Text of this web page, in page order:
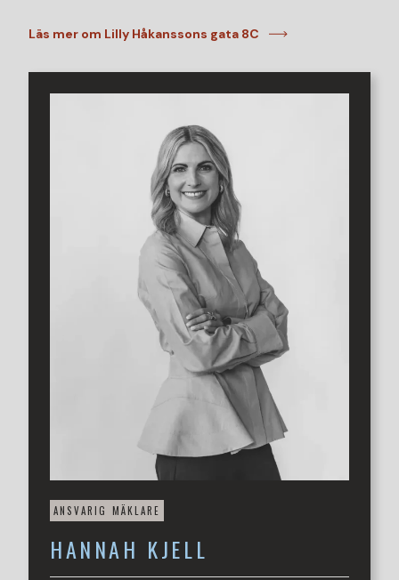
Öresund med sina oslagbara frukostbullar och Larsviken
för lokalproducerade råvaror, allt detta finner vi på
Bilen parkerar du bekvämt på din parkeringsplats, precis
vägen upp till 5e våningen. På detta plan bor du själv utan
några grannar. Den andra dörren på detta våningsplan
leder dig smidigt till ditt tillhörande vindsförråd.
Lägenhetens placering, högst upp i huset, ger ett
fantastiskt ljusinsläpp från alla fyra väderstreck. Vart du
än befinner dig i bostaden slås du över den ofattbara
utsikten över Öresund och de ljuvliga vyerna över byn.
Planlösningen är genomtänkt och erbjuder gott om
utrymme för såväl socialt umgänge som för vardagsliv
med en touch av det lilla extra. Kök, matplats och
vardagsrum ligger i öppen planlösning med stora
fönsterpartier som gör att du har extra koll på det
händelserika båtlivet utanför. Från denna del av bostaden
nås den 9 kvm stora balkongen som vetter i ett soligt
västerläge. När du planerar för ett större kalas, eller en
större härlig middag med vänner, ja då har du en mycket
unik tillgång till föreningens stora takterrass som du når
direkt från bostadens sovrum.
På tal om sovrummet. Det är väl tilltaget och rymmer en
är inrett med en rymlig garderob längs med rummets ena
Läs mer om Lilly Håkanssons gata 8C
ANSVARIG MÄKLARE
HANNAH KJELL